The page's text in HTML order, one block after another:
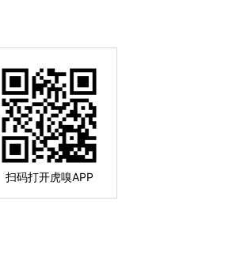
扫码打开虎嗅APP